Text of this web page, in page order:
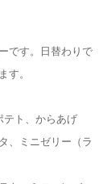
です。日替わりで
す。
ト、からあげ
、ミニゼリー（ラ